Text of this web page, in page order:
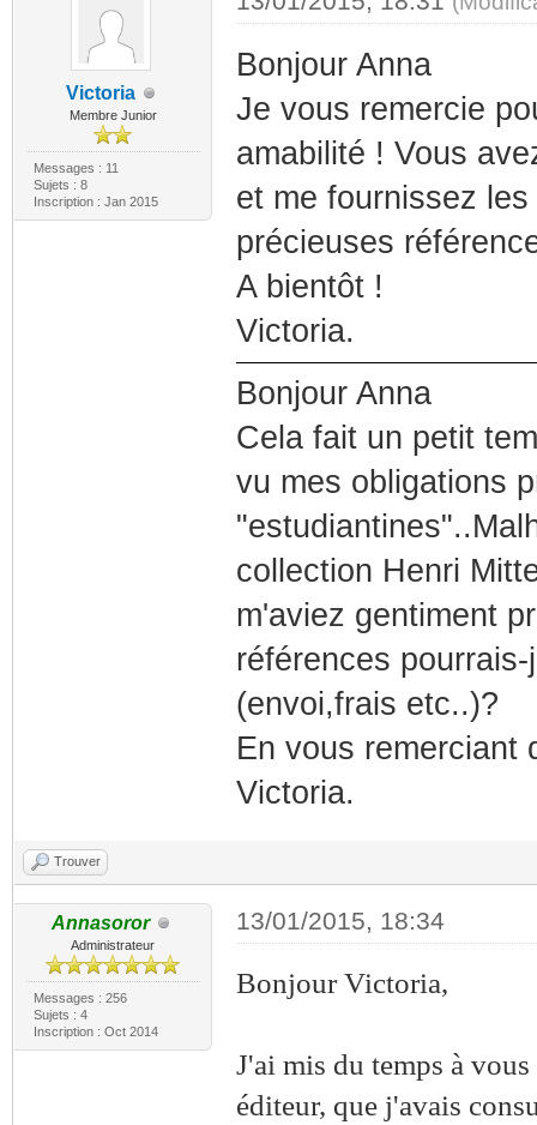
Victoria
Membre Junior
Messages : 11
Sujets : 8
Inscription : Jan 2015
Bonjour Anna
Je vous remercie
amabilité ! Vous
et me fournissez
précieuses
A bientôt !
Victoria.
Bonjour Anna
Cela fait un petit
vu mes obligations
collection Henri
m'aviez gentiment
références
(envoi,frais etc..)?
En vous remerciant
Victoria.
Trouver
Annasoror
Administrateur
Messages : 256
Sujets : 4
Inscription : Oct 2014
13/01/2015, 18:34
Bonjour Victoria,
J'ai mis du temps à
éditeur, que j'avais